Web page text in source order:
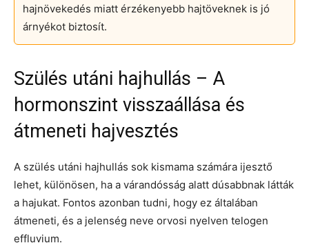
hajnövekedés miatt érzékenyebb hajtöveknek is jó
árnyékot biztosít.
Szülés utáni hajhullás – A
hormonszint visszaállása és
átmeneti hajvesztés
A szülés utáni hajhullás sok kismama számára ijesztő
lehet, különösen, ha a várandósság alatt dúsabbnak látták
a hajukat. Fontos azonban tudni, hogy ez általában
átmeneti, és a jelenség neve orvosi nyelven telogen
effluvium.